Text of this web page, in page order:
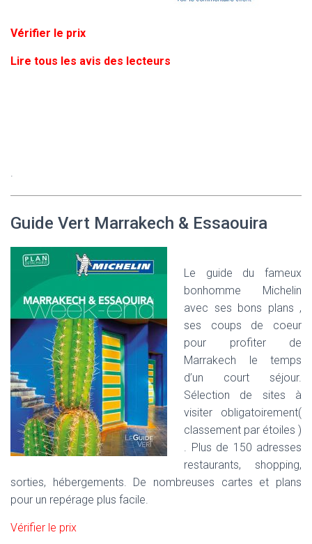
Vérifier le prix
Lire tous les avis des lecteurs
.
Guide Vert Marrakech & Essaouira
Le guide du fameux
bonhomme Michelin
avec ses bons plans ,
ses coups de coeur
pour profiter de
Marrakech le temps
d’un court séjour.
Sélection de sites à
visiter obligatoirement(
classement par étoiles )
. Plus de 150 adresses
restaurants, shopping,
sorties, hébergements. De nombreuses cartes et plans
pour un repérage plus facile.
Vérifier le prix